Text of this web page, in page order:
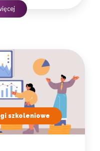
w budowaniu
szkoleniowe